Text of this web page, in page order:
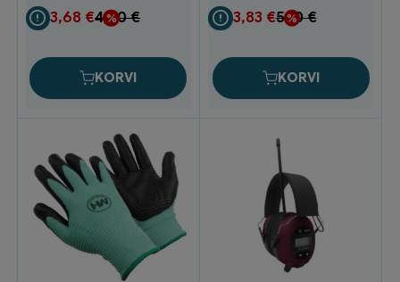
YT7364
kogus
4,90€
3,68 €
KORVI
nr.9
HW027.09
kogus
5,10€
3,83 €
KORVI